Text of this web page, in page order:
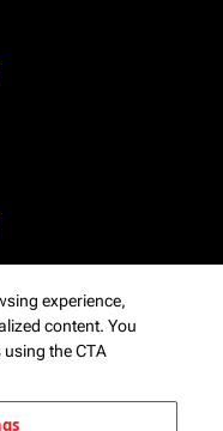
experience,
content. You
the CTA